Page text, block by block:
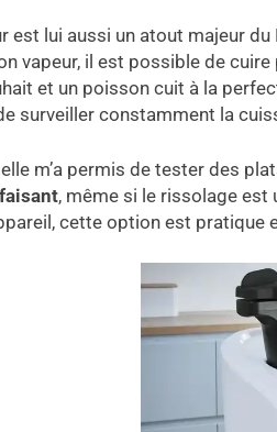
est lui aussi un atout majeur
vapeur, il est possible de
et un poisson cuit à la
surveiller constamment la
m’a permis de tester des
, même si le rissolage est
cette option est pratique